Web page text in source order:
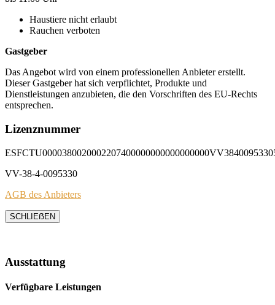
Haustiere nicht erlaubt
Rauchen verboten
Gastgeber
Das Angebot wird von einem professionellen Anbieter erstellt.
Dieser Gastgeber hat sich verpflichtet, Produkte und
Dienstleistungen anzubieten, die den Vorschriften des EU-Rechts
entsprechen.
Lizenznummer
VV-38-4-0095330
AGB des Anbieters
SCHLIEẞEN
Ausstattung
Verfügbare Leistungen